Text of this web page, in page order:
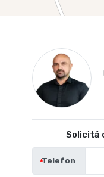
Solicită
Telefon